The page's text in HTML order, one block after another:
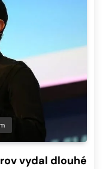
vydal dlouhé